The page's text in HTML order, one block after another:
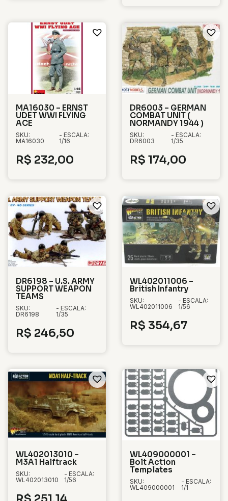
MA16030 – ERNST
UDET WWI FLYING
ACE
SKU:
MA16030
- ESCALA:
1/16
R$ 232,00
DR6003 – GERMAN
COMBAT UNIT (
NORMANDY 1944 )
SKU:
DR6003
- ESCALA:
1/35
R$ 174,00
DR6198 – U.S. ARMY
SUPPORT WEAPON
TEAMS
SKU:
DR6198
- ESCALA:
1/35
R$ 246,50
WL402011006 –
British Infantry
SKU:
WL402011006
- ESCALA:
1/56
R$ 354,67
WL402013010 –
M3A1 Halftrack
SKU:
WL402013010
- ESCALA:
1/56
WL409000001 –
Bolt Action
Templates
SKU:
WL409000001
- ESCALA:
1/1